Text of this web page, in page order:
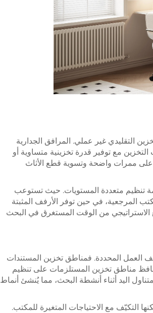
التقليدي غير عملي. المرافق الجدارية
مع توفير قدرة تخزينية متساوية أو
على ممرات واضحة وتسوية قطع الأثاث
تنظيم متعددة المستويات. حيث تستوعب
المرجعية، في حين توفر الأرفف المثبتة
الاستراتيجي من الوقت المستغرق في البحث
المحددة. فمناطق تخزين المستندات
مناطق تخزين المستلزمات على تنظيم
اليد أثناء أنشطة البحث، مما يُنشئ أنماط
التكيّف مع الاحتياجات المتغيرة للمكتب.